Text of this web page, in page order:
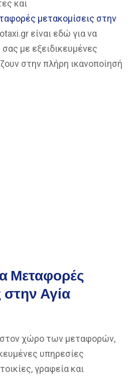
και
μετακομίσεις στην
είναι εδώ για να
με εξειδικευμένες
στην πλήρη ικανοποίησή
Μεταφορές
στην Αγία
στον χώρο των μεταφορών,
υπηρεσίες
γραφεία και